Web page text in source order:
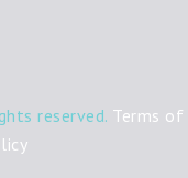
reserved. Terms of